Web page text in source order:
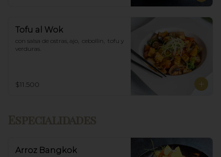
Tofu al Wok
con salsa de ostras, ajo,  cebollin,  tofu y
verduras.
$11.500
Arroz Bangkok